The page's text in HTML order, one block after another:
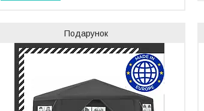
Подарунок